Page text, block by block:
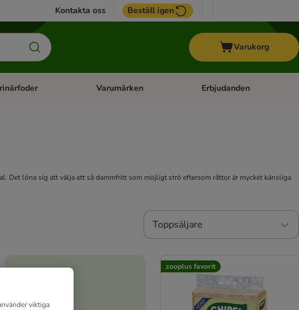
Kontakta oss Beställ igen
Varukorg
menu: Häst Open category menu: Veterinärfoder
Varumärken Open category menu:
Erbjudanden
Det löna sig att välja ett så dammfritt som möjligt strö eftersom råttor är mycket känsliga
Toppsäljare
zooplus favorit
viktiga